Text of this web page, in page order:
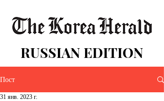
RUSSIAN EDITION
Пост
31 янв. 2023 г.